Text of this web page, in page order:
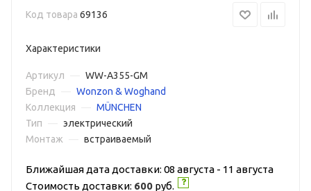
Код товара 69136
Характеристики
Артикул
WW-A355-GM
Бренд
Wonzon & Woghand
Коллекция
MÜNCHEN
Тип
электрический
Монтаж
встраиваемый
Ближайшая дата доставки: 08 августа - 11 августа
Стоимость доставки: 600 руб.